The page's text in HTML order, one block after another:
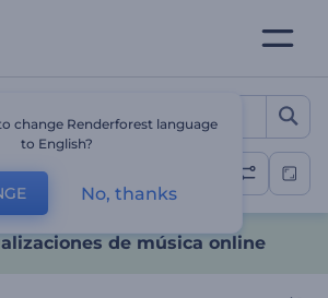
de
musicales
de música online
change Renderforest language
to English?
No, thanks